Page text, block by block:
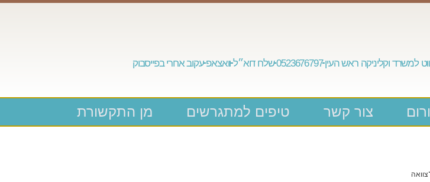
למשרד וקליניקה ראש העין 0523676797 שלח דוא״ל וואצאפ עקוב אחרי בפייסבוק
צור קשר טיפים למתגרשים מן התקשורת